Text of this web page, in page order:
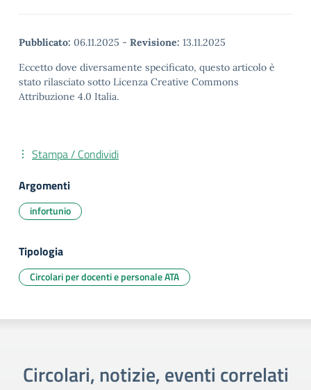
Pubblicato: 06.11.2025 - Revisione: 13.11.2025
Eccetto dove diversamente specificato, questo articolo è
stato rilasciato sotto Licenza Creative Commons
Attribuzione 4.0 Italia.
Stampa / Condividi
Argomenti
infortunio
Tipologia
Circolari per docenti e personale ATA
Circolari, notizie, eventi correlati